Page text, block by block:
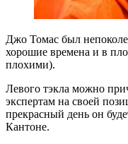
Джо Томас был
хорошие времена и в
плохими).
Левого тэкла можно
экспертам на своей
прекрасный день он
Кантоне.